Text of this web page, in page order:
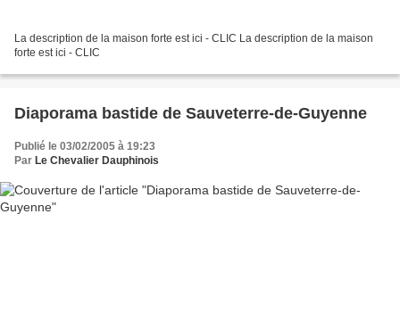
La description de la maison forte est ici - CLIC La description de la maison
forte est ici - CLIC
Diaporama bastide de Sauveterre-de-Guyenne
Publié le 03/02/2005 à 19:23
Par Le Chevalier Dauphinois